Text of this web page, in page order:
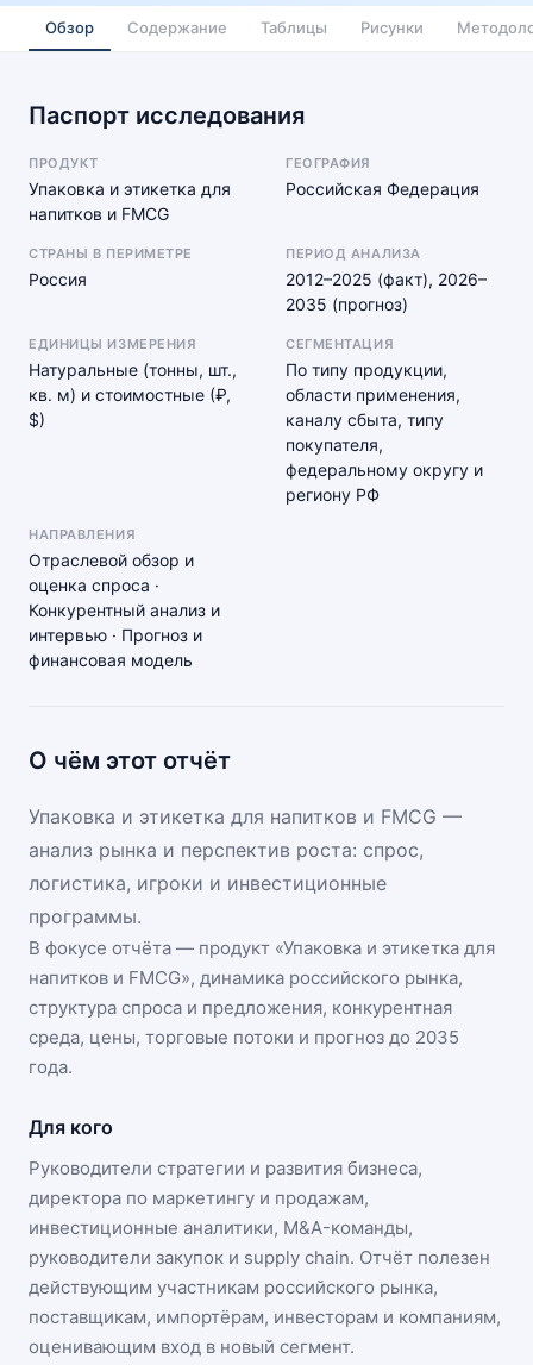
Обзор Содержание Таблицы Рисунки
Паспорт исследования
ПРОДУКТ
Упаковка и этикетка для
напитков и FMCG
ГЕОГРАФИЯ
Российская Федерация
СТРАНЫ В ПЕРИМЕТРЕ
Россия
ПЕРИОД АНАЛИЗА
2012–2025 (факт), 2026–
2035 (прогноз)
ЕДИНИЦЫ ИЗМЕРЕНИЯ
Натуральные (тонны, шт.,
кв. м) и стоимостные (₽,
$)
СЕГМЕНТАЦИЯ
По типу продукции,
области применения,
каналу сбыта, типу
покупателя,
федеральному округу и
региону РФ
НАПРАВЛЕНИЯ
Отраслевой обзор и
оценка спроса ·
Конкурентный анализ и
интервью · Прогноз и
финансовая модель
О чём этот отчёт
Упаковка и этикетка для напитков и FMCG —
анализ рынка и перспектив роста: спрос,
логистика, игроки и инвестиционные
программы.
В фокусе отчёта — продукт «Упаковка и этикетка для
напитков и FMCG», динамика российского рынка,
структура спроса и предложения, конкурентная
среда, цены, торговые потоки и прогноз до 2035
года.
Для кого
Руководители стратегии и развития бизнеса,
директора по маркетингу и продажам,
инвестиционные аналитики, M&A-команды,
руководители закупок и supply chain. Отчёт полезен
действующим участникам российского рынка,
поставщикам, импортёрам, инвесторам и компаниям,
оценивающим вход в новый сегмент.